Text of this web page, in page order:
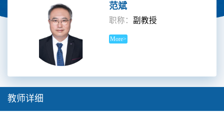
范斌
职称： 副教授
More>
教师详细